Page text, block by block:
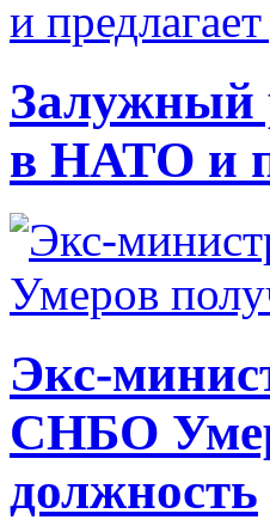
Залужный
в НАТО и
Экс-
СНБО
должность